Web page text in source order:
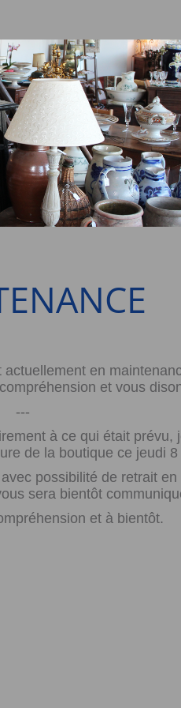
en
et vous
---
à ce qui était
de la boutique ce jeudi 8
possibilité de retrait
sera bientôt
et à bientôt.